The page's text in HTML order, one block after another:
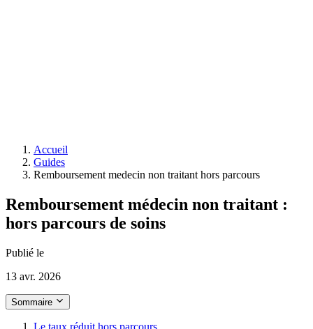
Accueil
Guides
Remboursement medecin non traitant hors parcours
Remboursement médecin non traitant :
hors parcours de soins
Publié le
13 avr. 2026
Sommaire